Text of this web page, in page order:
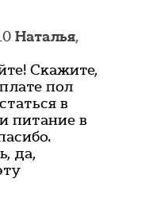
Наталья,
Скажите,
пол
в
питание в
да,